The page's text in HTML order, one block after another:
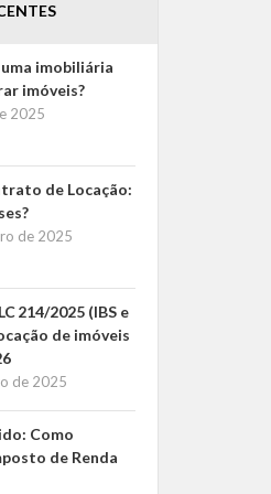
imobiliária
imóveis?
2025
de Locação:
de 2025
214/2025 (IBS e
de imóveis
de 2025
Como
de Renda